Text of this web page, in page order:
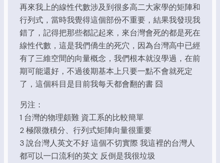
再來我上的線性代數涉及到很多高二大家學的矩陣和
行列式，當時我覺得這個部份不重要，結果我發現我
錯了，記得把那些都記起來，來台灣會死的都是死在
線性代數，這是我們僑生的死穴，因為台灣高中已經
有了三維空間的向量概念，我們根本就沒學過，在前
期可能還好，不過後期基本上只要一點不會就死定
了，這個科目是目前我每天都會翻的書 囧
另注：
1 台灣的物理頗難 資工系的比較簡單
2 極限微積分、行列式矩陣向量很重要
3 說台灣人英文不好 這個不切實際 我這裡的台灣人
都可以一口流利的英文 反倒是我很垃圾